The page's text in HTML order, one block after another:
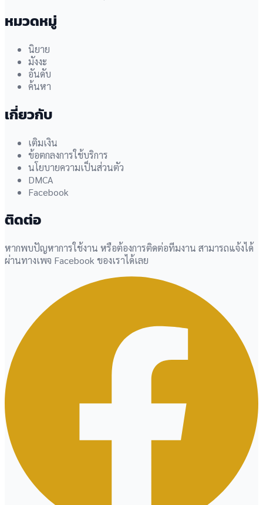
หมวดหมู่
นิยาย
มังงะ
อันดับ
ค้นหา
เกี่ยวกับ
เติมเงิน
ข้อตกลงการใช้บริการ
นโยบายความเป็นส่วนตัว
DMCA
Facebook
ติดต่อ
หากพบปัญหาการใช้งาน หรือต้องการติดต่อทีมงาน สามารถแจ้งได้
ผ่านทางเพจ Facebook ของเราได้เลย